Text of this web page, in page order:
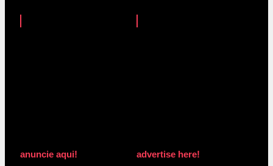
anuncie aqui! advertise here!